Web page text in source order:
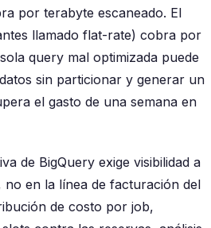
por terabyte escaneado. El
llamado flat-rate) cobra por
query mal optimizada puede
sin particionar y generar un
el gasto de una semana en
de BigQuery exige visibilidad a
no en la línea de facturación del
de costo por job,